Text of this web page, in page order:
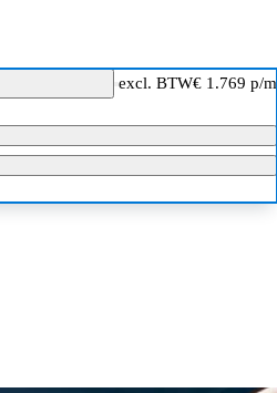
excl. BTW€ 1.769 p/m